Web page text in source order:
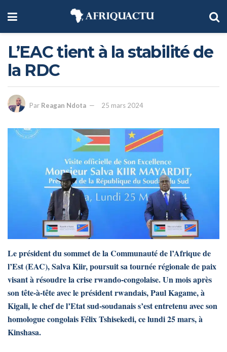
L’EAC tient à la stabilité de
la RDC
Par Reagan Ndota 25 mars 2024
Le président du sommet de la Communauté de l’Afrique de
l’Est (EAC), Salva Kiir, poursuit sa tournée régionale de paix
visant à résoudre la crise rwando-congolaise. Un mois après
son tête-à-tête avec le président rwandais, Paul Kagame, à
Kigali, le chef de l’Etat sud-soudanais s’est entretenu avec son
homologue congolais Félix Tshisekedi, ce lundi 25 mars, à
Kinshasa.